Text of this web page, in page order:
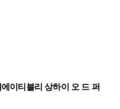
이티블리 상하이 오 드 퍼